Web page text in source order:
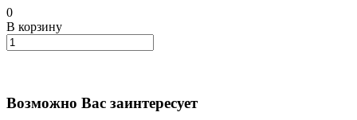
0
В корзину
Возможно Вас заинтересует